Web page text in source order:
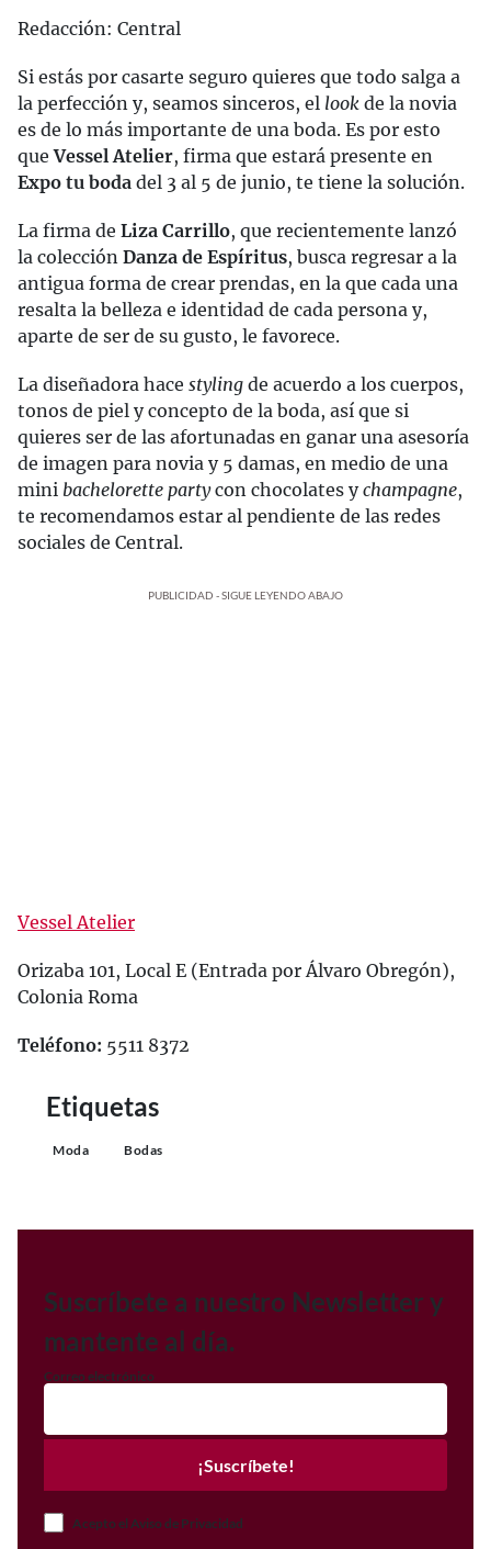
Redacción: Central
Si estás por casarte seguro quieres que todo salga a
la perfección y, seamos sinceros, el look de la novia
es de lo más importante de una boda. Es por esto
queVessel Atelier, firma que estará presente en
Expo tu boda del 3 al 5 de junio, te tiene la solución.
La firma de Liza Carrillo, que recientemente lanzó
la colección Danza de Espíritus, busca regresar a la
antigua forma de crear prendas, en la que cada una
resalta la belleza e identidad de cada persona y,
aparte de ser de su gusto, le favorece.
La diseñadora hace styling de acuerdo a los cuerpos,
tonos de piel y concepto de la boda, así que si
quieres ser de las afortunadas en ganar una asesoría
de imagen para novia y 5 damas, en medio de una
mini bachelorette partycon chocolates ychampagne,
te recomendamos estar al pendiente de las redes
sociales de Central.
PUBLICIDAD - SIGUE LEYENDO ABAJO
Vessel Atelier
Orizaba 101, Local E (Entrada por Álvaro Obregón),
Colonia Roma
Teléfono: 5511 8372
Etiquetas
Moda Bodas
Suscríbete a nuestro Newsletter y
mantente al día.
Correo electrónico
¡Suscríbete!
Acepto el Aviso de Privacidad